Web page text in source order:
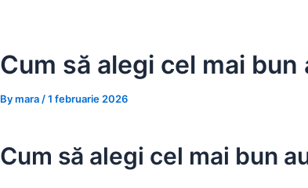
Cum să alegi cel mai
Bymara /1 februarie 2026
Cum să alegi cel mai bun